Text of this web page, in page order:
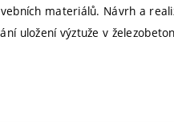
materiálů. Návrh a
uložení výztuže v